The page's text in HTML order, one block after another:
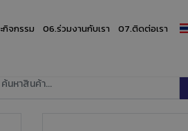
กิจกรรม 06.ร่วมงานกับเรา 07.ติดต่อเรา